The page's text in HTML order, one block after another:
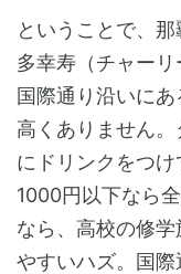
ということで、
多幸寿（チャーリ
国際通り沿いに
高くありません
にドリンクをつけ
1000円以下なら
なら、高校の修
やすいハズ。国